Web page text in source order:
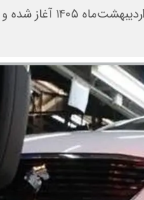
عادی اعلام کرد. بر اساس این